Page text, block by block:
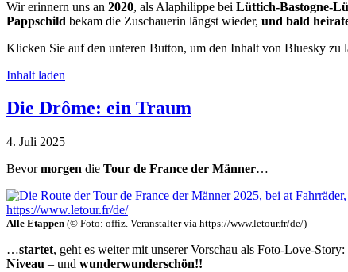
Wir erinnern uns an 2020, als Alaphilippe bei Lüttich-Bastogne-
Pappschild bekam die Zuschauerin längst wieder, und bald
Klicken Sie auf den unteren Button, um den Inhalt von Bluesky zu
Inhalt laden
Die Drôme: ein Traum
4. Juli 2025
Bevormorgen die Tour de France der Männer…
Alle Etappen (© Foto: offiz. Veranstalter via https://www.letour.fr/de/)
…startet, geht es weiter mit unserer Vorschau als Foto-Love-Story:
Niveau – und wunderwunderschön!!